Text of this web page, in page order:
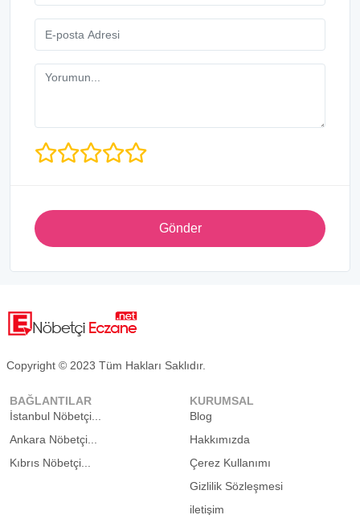
Gönder
Copyright © 2023 Tüm Hakları Saklıdır.
BAĞLANTILAR
İstanbul Nöbetçi...
Ankara Nöbetçi...
Kıbrıs Nöbetçi...
KURUMSAL
Blog
Hakkımızda
Çerez Kullanımı
Gizlilik Sözleşmesi
iletişim